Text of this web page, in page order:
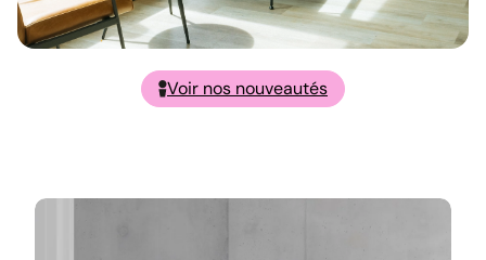
Voir nos nouveautés